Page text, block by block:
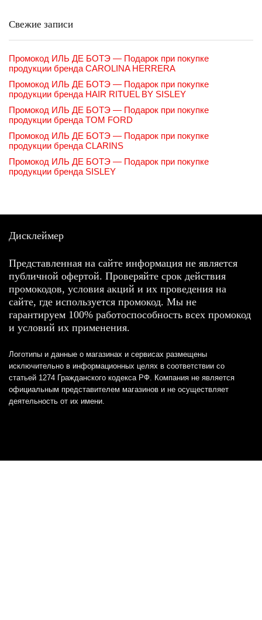
Свежие записи
Промокод ИЛЬ ДЕ БОТЭ — Подарок при покупке
продукции бренда CAROLINA HERRERA
Промокод ИЛЬ ДЕ БОТЭ — Подарок при покупке
продукции бренда HAIR RITUEL BY SISLEY
Промокод ИЛЬ ДЕ БОТЭ — Подарок при покупке
продукции бренда TOM FORD
Промокод ИЛЬ ДЕ БОТЭ — Подарок при покупке
продукции бренда CLARINS
Промокод ИЛЬ ДЕ БОТЭ — Подарок при покупке
продукции бренда SISLEY
Дисклеймер
Представленная на сайте информация не является
публичной офертой. Проверяйте срок действия
промокодов, условия акций и их проведения на
сайте, где используется промокод. Мы не
гарантируем 100% работоспособность всех промокод
и условий их применения.
Логотипы и данные о магазинах и сервисах размещены
исключительно в информационных целях в соответствии со
статьей 1274 Гражданского кодекса РФ. Компания не является
официальным представителем магазинов и не осуществляет
деятельность от их имени.